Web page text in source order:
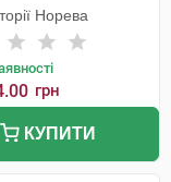
Норева
грн
КУПИТИ